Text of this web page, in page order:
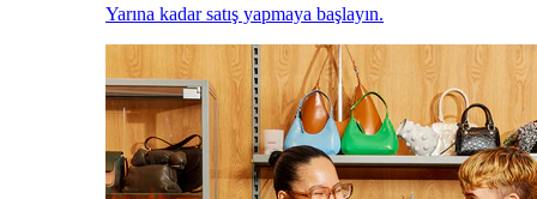
Yarına kadar satış yapmaya başlayın.